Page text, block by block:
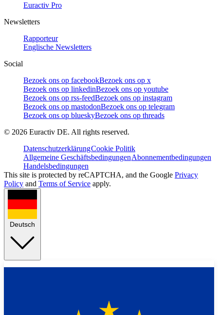
Euractiv Pro
Newsletters
Rapporteur
Englische Newsletters
Social
Bezoek ons op facebookBezoek ons op x
Bezoek ons op linkedinBezoek ons op youtube
Bezoek ons op rss-feedBezoek ons op instagram
Bezoek ons op mastodonBezoek ons op telegram
Bezoek ons op blueskyBezoek ons op threads
© 2026 Euractiv DE. All rights reserved.
DatenschutzerklärungCookie Politik
Allgemeine GeschäftsbedingungenAbonnementbedingungen
Handelsbedingungen
This site is protected by reCAPTCHA, and the Google Privacy
Policy and Terms of Service apply.
Deutsch